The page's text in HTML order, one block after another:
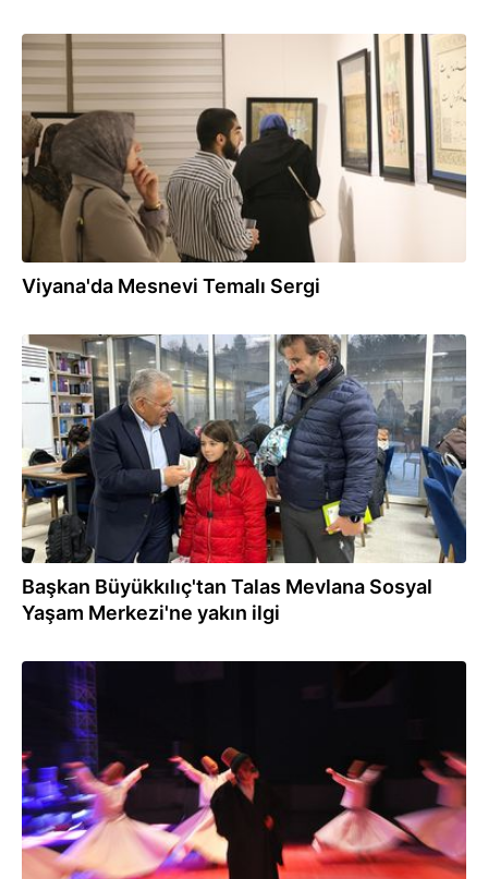
29.01.2026
Viyana'da Mesnevi Temalı Sergi
08.01.2026
Başkan Büyükkılıç'tan Talas Mevlana Sosyal
Yaşam Merkezi'ne yakın ilgi
30.12.2025